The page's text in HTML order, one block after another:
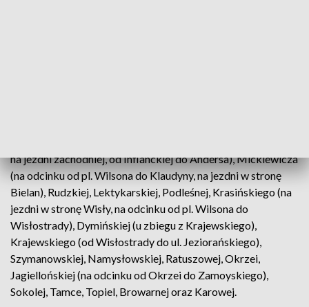
na jezdni zachodniej, od Inflanckiej do Andersa), Mickiewicza
(na odcinku od pl. Wilsona do Klaudyny, na jezdni w stronę
Bielan), Rudzkiej, Lektykarskiej, Podleśnej, Krasińskiego (na
jezdni w stronę Wisły, na odcinku od pl. Wilsona do
Wisłostrady), Dymińskiej (u zbiegu z Krajewskiego),
Krajewskiego (od Wisłostrady do ul. Jeziorańskiego),
Szymanowskiej, Namysłowskiej, Ratuszowej, Okrzei,
Jagiellońskiej (na odcinku od Okrzei do Zamoyskiego),
Sokolej, Tamce, Topiel, Browarnej oraz Karowej.